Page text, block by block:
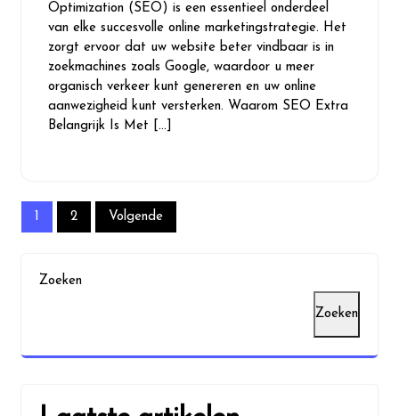
Optimization (SEO) is een essentieel onderdeel
van elke succesvolle online marketingstrategie. Het
zorgt ervoor dat uw website beter vindbaar is in
zoekmachines zoals Google, waardoor u meer
organisch verkeer kunt genereren en uw online
aanwezigheid kunt versterken. Waarom SEO Extra
Belangrijk Is Met […]
Berichten
2 Volgende
Zoeken
Zoeken